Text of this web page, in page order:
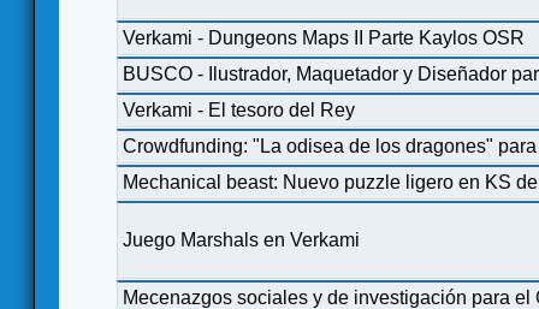
Verkami - Dungeons Maps II Parte Kaylos OSR
BUSCO - Ilustrador, Maquetador y Diseñador
Verkami - El tesoro del Rey
Crowdfunding: "La odisea de los dragones"
Mechanical beast: Nuevo puzzle ligero en KS
Juego Marshals en Verkami
Mecenazgos sociales y de investigación para el